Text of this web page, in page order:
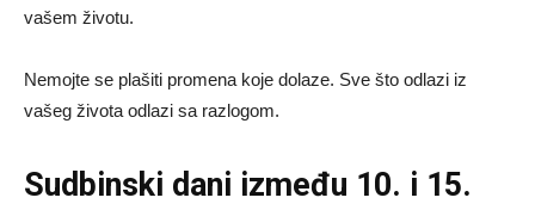
vašem životu.
Nemojte se plašiti promena koje dolaze. Sve što odlazi iz
vašeg života odlazi sa razlogom.
Sudbinski dani između 10. i 15.